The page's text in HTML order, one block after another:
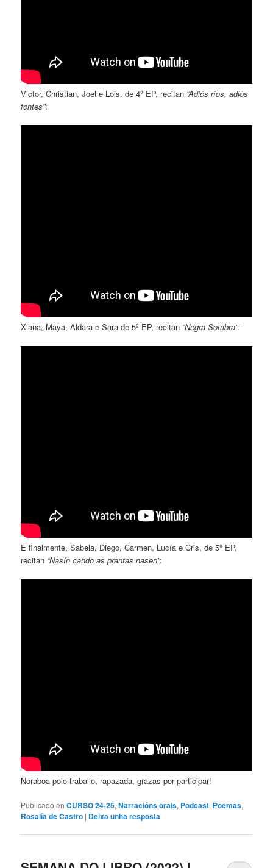
Victor, Christian, Joel e Lois, de 4º EP, recitan “Adiós ríos, adiós
fontes”:
Xiana, Maya, Aldara e Sara de 5º EP, recitan “Negra Sombra”:
E finalmente, Sabela, Diego, Carmen, Lucía e Cris, de 5º EP,
recitan “Nasín cando as prantas nasen”:
Noraboa polo traballo, rapazada, grazas por participar!
Publicado en CURSO 24-25,Narracións orais, Podcast, Poemas,
Rosalía de Castro | Deixa unha resposta